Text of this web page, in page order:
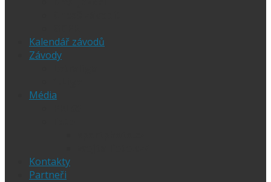
Kalendář závodů
Závody
Média
Kontakty
Partneři